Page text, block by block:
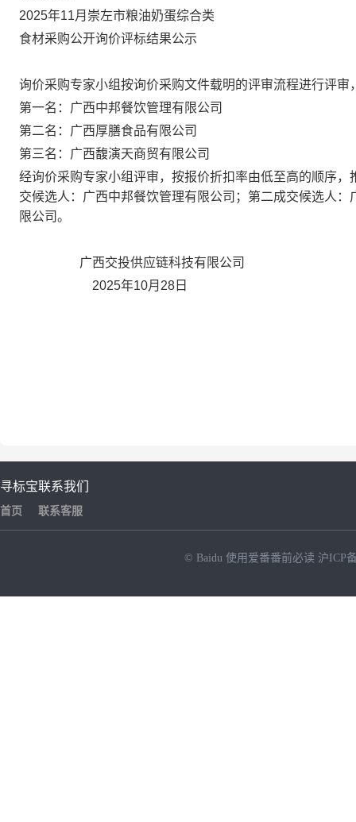
2025年11月 崇左市粮油奶蛋综合类
食材采购公开询价评标结果公示
询价采购专家小组按询价采购文件载明的评审流程进行评审
第一名：广西中邦餐饮管理有限公司
第二名：广西厚膳食品有限公司
第三名：广西馥演天商贸有限公司
经询价采购专家小组评审，按报价折扣率由低至高的顺序
交候选人：广西中邦餐饮管理有限公司；第二成交候选人
限公司。
广西交投供应链科技有限公司
2025年10月28日
寻标宝
首页
联系我们
联系客服
© Baidu 使用爱番番前必读 沪ICP